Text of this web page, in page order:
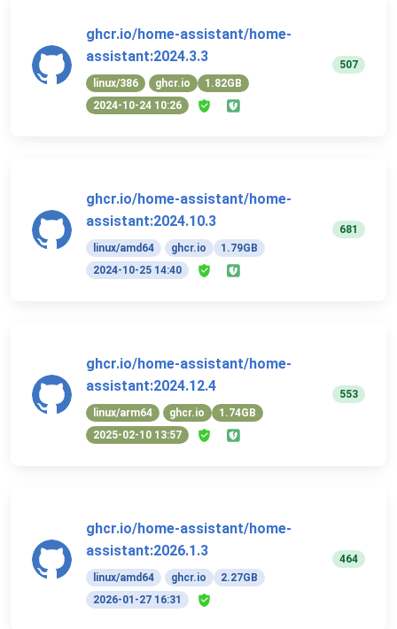
ghcr.io/home-assistant/home-
assistant:2024.3.3
linux/386 ghcr.io
1.82GB
2024-10-24 10:26
507
ghcr.io/home-assistant/home-
assistant:2024.10.3
linux/amd64 ghcr.io
1.79GB
2024-10-25 14:40
681
ghcr.io/home-assistant/home-
assistant:2024.12.4
linux/arm64 ghcr.io
1.74GB
2025-02-10 13:57
553
ghcr.io/home-assistant/home-
assistant:2026.1.3
linux/amd64 ghcr.io
2.27GB
2026-01-27 16:31
464